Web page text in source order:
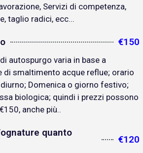
Servizi di competenza,
taglio radici, ecc...
€150
autospurgo varia in base a
di smaltimento acque reflue; orario
Domenica o giorno festivo;
biologica; quindi i prezzi possono
anche più..
quanto
€120